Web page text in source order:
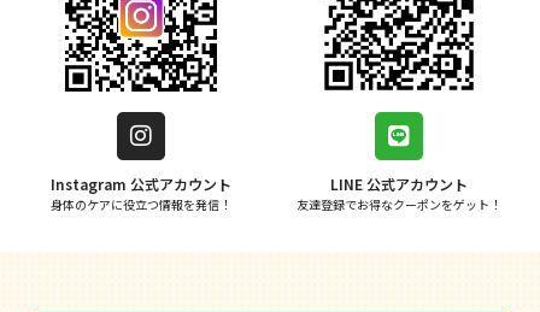
Instagram 公式アカウント
身体のケアに役立つ情報を発信！
LINE 公式アカウント
友達登録でお得なクーポンをゲット！